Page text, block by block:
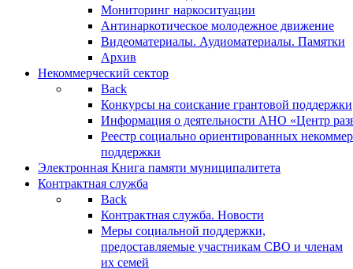
Мониторинг наркоситуации
Антинаркотическое молодежное движение
Видеоматериалы. Аудиоматериалы. Памятки
Архив
Некоммерческий сектор
Back
Конкурсы на соискание грантовой поддержки
Информация о деятельности АНО «Центр
Реестр социально ориентированных
поддержки
Электронная Книга памяти муниципалитета
Контрактная служба
Back
Контрактная служба. Новости
Меры социальной поддержки,
предоставляемые участникам СВО и членам
их семей